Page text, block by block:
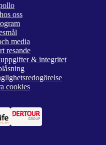
oss
media
resande
& integritet
cookies